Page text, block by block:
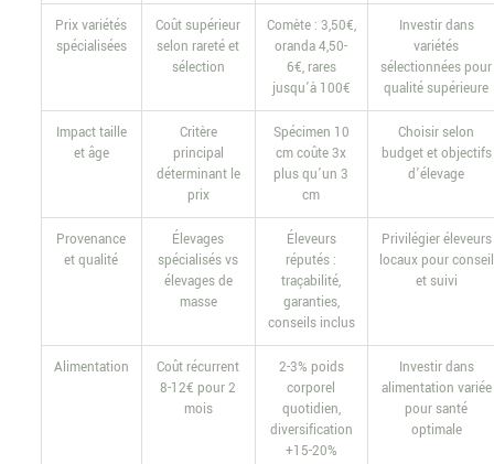
Prix variétés
spécialisées
Coût supérieur
selon rareté et
sélection
Comète : 3,50€,
oranda 4,50-
6€, rares
jusqu’à 100€
Investir dans
variétés
sélectionnées pour
qualité supérieure
Impact taille
et âge
Critère
principal
déterminant le
prix
Spécimen 10
cm coûte 3x
plus qu’un 3
cm
Choisir selon
budget et objectifs
d’élevage
Provenance
et qualité
Élevages
spécialisés vs
élevages de
masse
Éleveurs
réputés :
traçabilité,
garanties,
conseils inclus
Privilégier éleveurs
locaux pour conseil
et suivi
Alimentation
Coût récurrent
8-12€ pour 2
mois
2-3% poids
corporel
quotidien,
diversification
+15-20%
Investir dans
alimentation variée
pour santé
optimale